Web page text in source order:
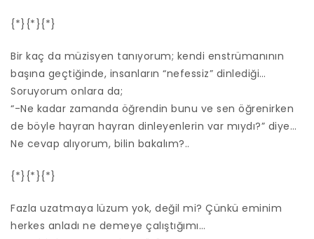
{*}{*}{*}
Bir kaç da müzisyen tanıyorum; kendi enstrümanının
başına geçtiğinde, insanların “nefessiz” dinlediği…
Soruyorum onlara da;
“-Ne kadar zamanda öğrendin bunu ve sen öğrenirken
de böyle hayran hayran dinleyenlerin var mıydı?” diye…
Ne cevap alıyorum, bilin bakalım?..
{*}{*}{*}
Fazla uzatmaya lüzum yok, değil mi? Çünkü eminim
herkes anladı ne demeye çalıştığımı…